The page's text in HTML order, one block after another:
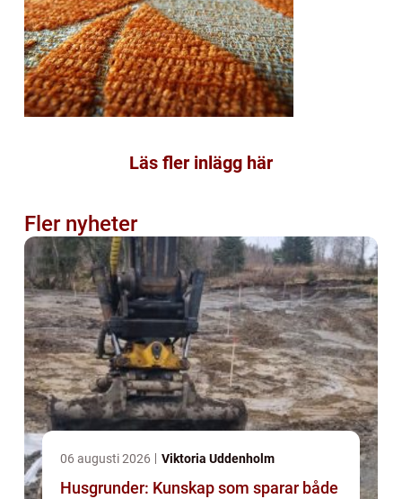
Läs fler inlägg här
Fler nyheter
06 augusti 2026 Viktoria Uddenholm
Husgrunder: Kunskap som sparar både